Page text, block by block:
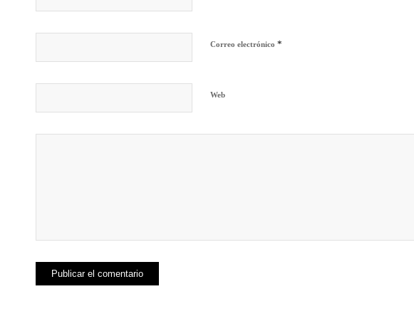
Correo electrónico *
Web